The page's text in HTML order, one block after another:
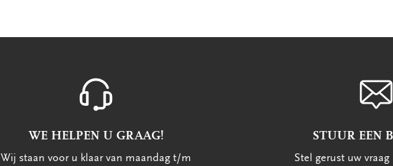
WE HELPEN U GRAAG!
Wij staan voor u klaar van maandag t/m
STUUR EEN
Stel gerust uw